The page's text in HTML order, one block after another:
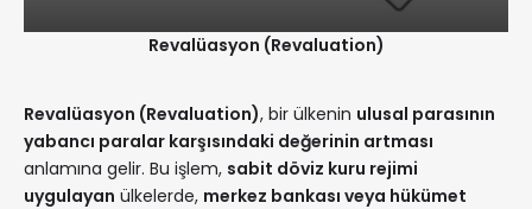
Revalüasyon (Revaluation)
Revalüasyon (Revaluation), bir ülkenin ulusal parasının
yabancı paralar karşısındaki değerinin artması
anlamına gelir. Bu işlem, sabit döviz kuru rejimi
uygulayan ülkelerde, merkez bankası veya hükümet